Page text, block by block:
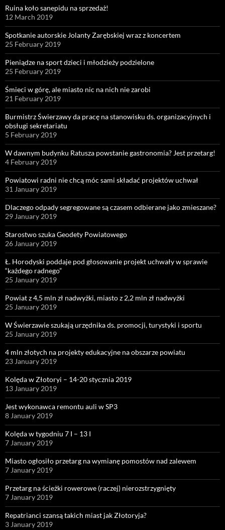
Ruina koło sanepidu na sprzedaż!
12 March 2019
Spotkanie autorskie Jolanty Zarębskiej wraz z koncertem
25 February 2019
Pieniądze na sport dzieci i młodzieży podzielone
25 February 2019
Śmieci w górę, ale miasto nic na nich nie zarobi
21 February 2019
Burmistrz Świerzawy da pracę na stanowisku ds. organizacyjnych i
obsługi sekretariatu
5 February 2019
W dawnym budynku Ratusza powstanie gastronomia? Jest przetarg!
4 February 2019
Powiatowi radni nie chcą móc sami składać projektów uchwał
31 January 2019
Dlaczego odpady segregowane są czasem odbierane jako zmieszane?
29 January 2019
Starostwo szuka Geodety Powiatowego
26 January 2019
Ł. Horodyski poddaje pod głosowanie projekt uchwały w sprawie
“każdego radnego”
25 January 2019
Powiat z 4,5 mln zł nadwyżki, miasto z 2,2 mln zł nadwyżki
25 January 2019
W Świerzawie szukają urzędnika ds. promocji, turystyki i sportu
25 January 2019
4 mln złotych na projekty edukacyjne na obszarze powiatu
23 January 2019
Kolęda w Złotoryi – 14-20 stycznia 2019
13 January 2019
Jest wykonawca remontu auli w SP3
8 January 2019
Kolęda w tygodniu 7 I – 13 I
7 January 2019
Miasto ogłosiło przetarg na wymianę pomostów nad zalewem
7 January 2019
Przetarg na ścieżki rowerowe (raczej) nierozstrzygnięty
7 January 2019
Repatrianci szansą takich miast jak Złotoryja?
3 January 2019